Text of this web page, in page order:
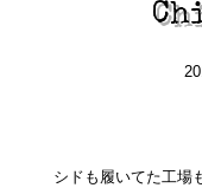
シドも履いてた工場